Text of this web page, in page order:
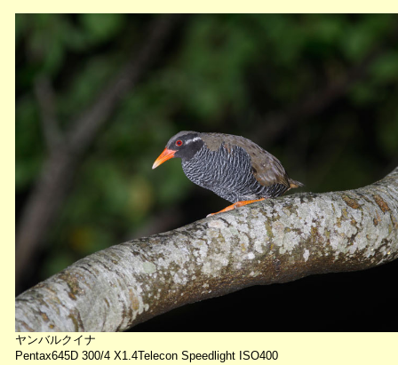
ヤンバルクイナ
Pentax645D 300/4 X1.4Telecon Speedlight ISO400